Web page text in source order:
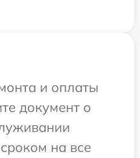
и оплаты
документ о
на все